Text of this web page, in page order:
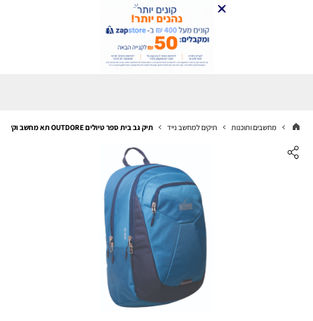
מחשבים ותוכנות תיקים למחשב נייד תיק גב בית ספר טיולים OUTDORE תא מחשב וקל משקל .